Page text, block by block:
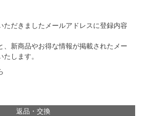
ただきましたメールアドレスに登録内容
、新商品やお得な情報が掲載されたメー
します。
返品・交換